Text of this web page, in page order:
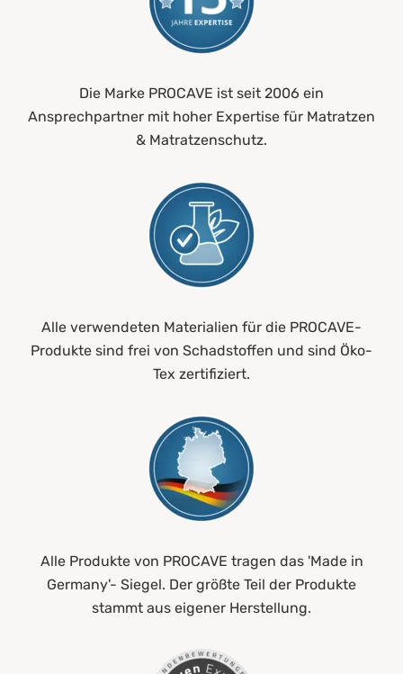
Die Marke PROCAVE ist seit 2006 ein
Ansprechpartner mit hoher Expertise für Matratzen
& Matratzenschutz.
Alle verwendeten Materialien für die PROCAVE-
Produkte sind frei von Schadstoffen und sind Öko-
Tex zertifiziert.
Alle Produkte von PROCAVE tragen das 'Made in
Germany'- Siegel. Der größte Teil der Produkte
stammt aus eigener Herstellung.